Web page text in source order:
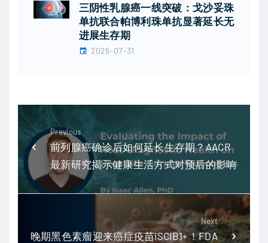
三阴性乳腺癌一线突破：戈沙妥珠
单抗联合帕博利珠单抗显著延长无
进展生存期
2026-07-31
Previous
前列腺癌确诊后如何延长生存期？AACR
最新研究揭示健康生活方式对预后的影响
Next
晚期黑色素瘤迎来癌症疫苗iSCIB1+！FDA